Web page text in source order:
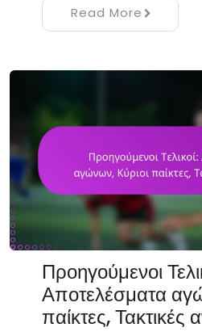
Read More
Προηγούμενοι
Αποτελέσματα
παίκτες, Τακτικές